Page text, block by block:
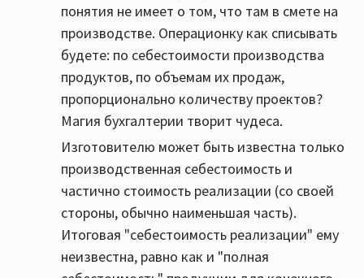
понятия не имеет о том, что там в смете на
производстве. Операционку как списывать
будете: по себестоимости производства
продуктов, по объемам их продаж,
пропорционально количеству проектов?
Магия бухгалтерии творит чудеса.
Изготовителю может быть известна только
производственная себестоимость и
частично стоимость реализации (со своей
стороны, обычно наименьшая часть).
Итоговая "себестоимость реализации" ему
неизвестна, равно как и "полная